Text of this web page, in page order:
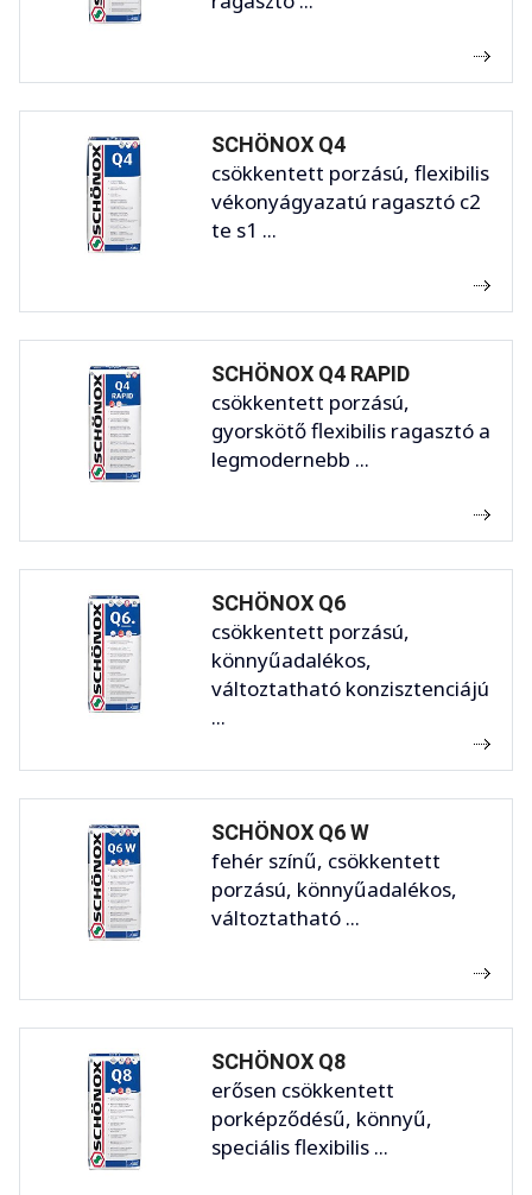
SCHÖNOX Q4
csökkentett porzású, flexibilis
vékonyágyazatú ragasztó c2
te s1 ...
SCHÖNOX Q4 RAPID
csökkentett porzású,
gyorskötő flexibilis ragasztó a
legmodernebb ...
SCHÖNOX Q6
csökkentett porzású,
könnyűadalékos,
változtatható konzisztenciájú
...
SCHÖNOX Q6 W
fehér színű, csökkentett
porzású, könnyűadalékos,
változtatható ...
SCHÖNOX Q8
erősen csökkentett
porképződésű, könnyű,
speciális flexibilis ...